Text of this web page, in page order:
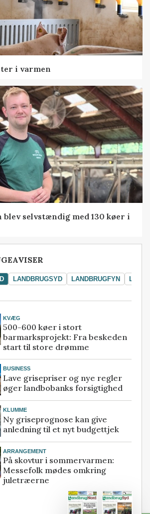
i varmen
blev selvstændig med 130 køer i
LANDBRUGSYD LANDBRUGFYN
KVÆG
500-600 køer i stort
barmarksprojekt: Fra beskeden
start til store drømme
BUSINESS
Lave grisepriser og nye regler
øger landbobanks forsigtighed
KLUMME
Ny griseprognose kan give
anledning til et nyt budgettjek
ARRANGEMENT
På skovtur i sommervarmen:
Messefolk mødes omkring
juletræerne